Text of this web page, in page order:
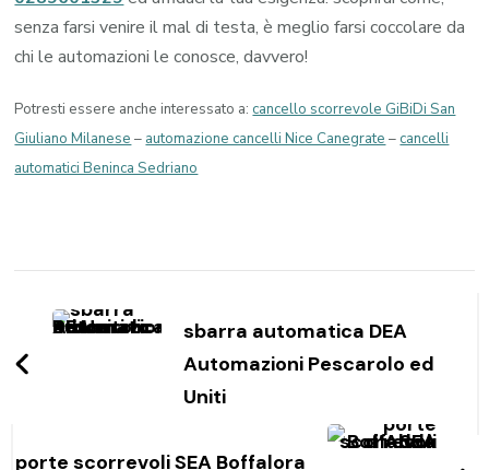
senza farsi venire il mal di testa, è meglio farsi coccolare da
chi le automazioni le conosce, davvero!
Potresti essere anche interessato a:cancello scorrevole GiBiDi San
Giuliano Milanese – automazione cancelli Nice Canegrate –cancelli
automatici Beninca Sedriano
articoli
sbarra automatica DEA
Automazioni Pescarolo ed
Uniti
porte scorrevoli SEA Boffalora